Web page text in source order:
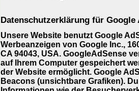
Datenschutzerklärung für Google
Unsere Website benutzt Google
Werbeanzeigen von Google Inc.,
CA 94043, USA. GoogleAdSense
auf Ihrem Computer gespeichert
der Website ermöglicht. Google
Beacons (unsichtbare Grafiken).